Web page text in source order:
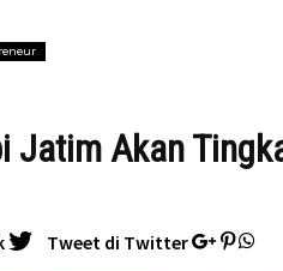
Jatim Akan
Tweet di Twitter